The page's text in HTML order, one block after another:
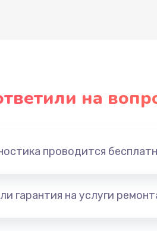
на
проводится
гарантия на услуги